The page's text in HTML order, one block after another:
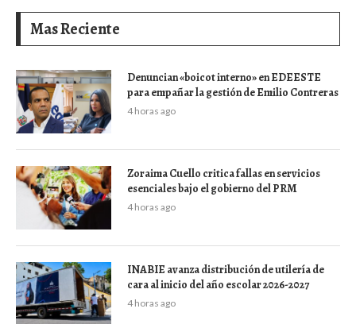
Mas Reciente
Denuncian «boicot interno» en EDEESTE
para empañar la gestión de Emilio Contreras
4 horas ago
Zoraima Cuello critica fallas en servicios
esenciales bajo el gobierno del PRM
4 horas ago
INABIE avanza distribución de utilería de
cara al inicio del año escolar 2026-2027
4 horas ago